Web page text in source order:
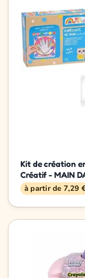
Kit de création
Créatif - MAIN
à partir de 7,29